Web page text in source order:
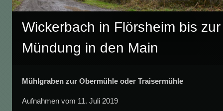
Wickerbach in Flörsheim bis zur
Mündung in den Main
Mühlgraben zur Obermühle oder Traisermühle
Aufnahmen vom 11. Juli 2019